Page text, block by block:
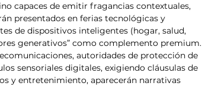
capaces de emitir fragancias contextuales,
presentados en ferias tecnológicas y
de dispositivos inteligentes (hogar, salud,
generativos” como complemento premium.
autoridades de protección de
sensoriales digitales, exigiendo cláusulas de
y entretenimiento, aparecerán narrativas